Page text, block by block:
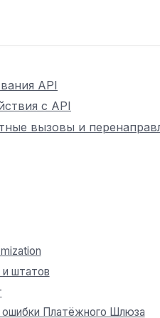
API
с API
вызовы и
штатов
ошибки Платёжного Шлюза